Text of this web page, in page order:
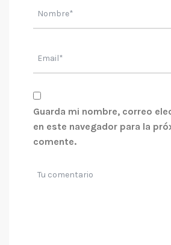
Guarda mi nombre, correo
en este navegador para la
comente.